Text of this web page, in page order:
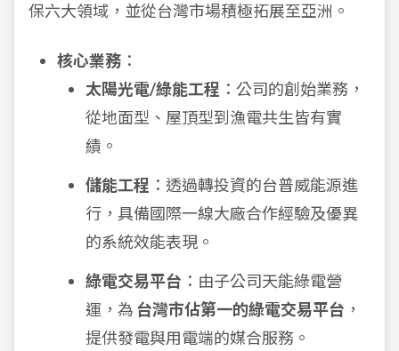
保六大領域，並從台灣市場積極拓展至亞洲。
核心業務 ：
太陽光電/綠能工程 ：公司的創始業務，
從地面型、屋頂型到漁電共生皆有實
績。
儲能工程 ：透過轉投資的台普威能源進
行，具備國際一線大廠合作經驗及優異
的系統效能表現。
綠電交易平台 ：由子公司天能綠電營
運，為 台灣市佔第一的綠電交易平台 ，
提供發電與用電端的媒合服務。